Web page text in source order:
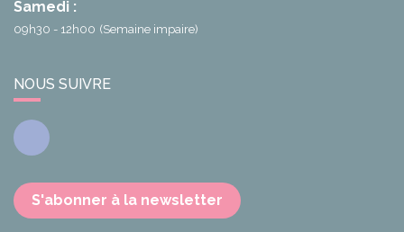
Samedi :
09h30 - 12h00 (Semaine impaire)
NOUS SUIVRE
Facebook
S'abonner à la newsletter